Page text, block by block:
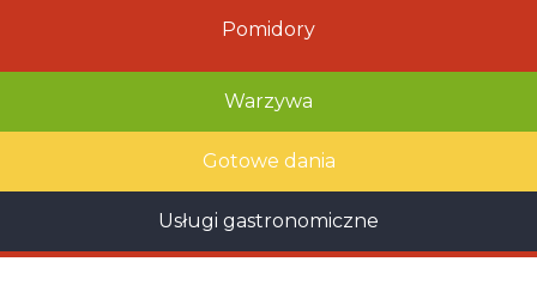
Pomidory
Warzywa
Gotowe dania
Usługi gastronomiczne